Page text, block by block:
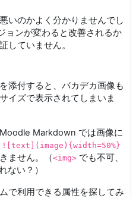
いのかよく分かりませんでし
ョンが変わると改善されるか
していません。
添付すると、バカデカ画像も
イズで表示されてしまいま
Markdown では画像に
![text](image){width=50%}
ません。（<img>でも不可、
ない？）
で利用できる属性を探してみ